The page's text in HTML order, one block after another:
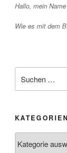
Hallo, mein
Wie es mit dem
nach:
KATEGORIEN